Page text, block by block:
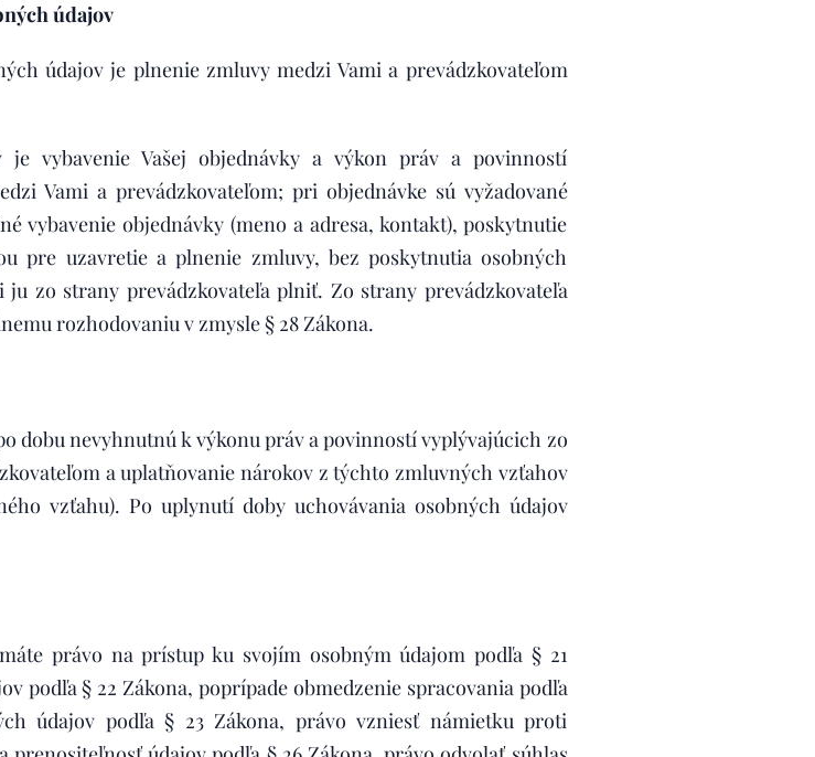
údajov
údajov je plnenie zmluvy medzi Vami a prevádzkovateľom
je vybavenie Vašej objednávky a výkon práv a povinností
Vami a prevádzkovateľom; pri objednávke sú vyžadované
vybavenie objednávky (meno a adresa, kontakt), poskytnutie
pre uzavretie a plnenie zmluvy, bez poskytnutia osobných
zo strany prevádzkovateľa plniť. Zo strany prevádzkovateľa
rozhodovaniu v zmysle § 28 Zákona.
dobu nevyhnutnú k výkonu práv a povinností vyplývajúcich zo
a uplatňovanie nárokov z týchto zmluvných vzťahov
vzťahu). Po uplynutí doby uchovávania osobných údajov
právo na prístup ku svojím osobným údajom podľa § 21
podľa § 22 Zákona, poprípade obmedzenie spracovania podľa
údajov podľa § 23 Zákona, právo vzniesť námietku proti